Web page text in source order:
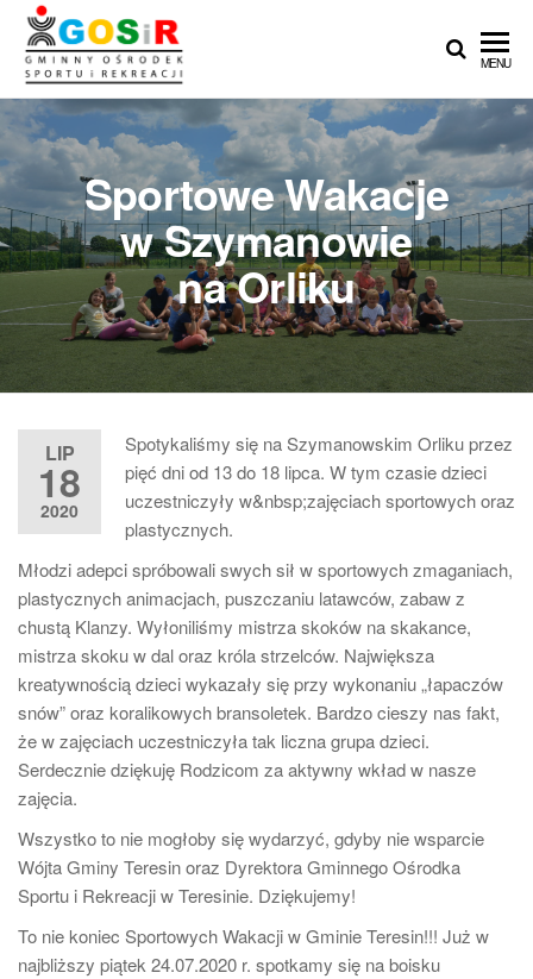
Przejdź
treści
Ośrodek
Sportu i
Rekreacji w
Teresinie ::
Zapasy ::
Łucznictwo ::
Lekkoatletyka
:: Piłka nożna
Sportu i
Rekreacji
w
Teresinie
MENU
Sportowe Wakacje
w Szymanowie
na Orliku
LIP
18
2020
Spotykaliśmy się na Szymanowskim Orliku przez
pięć dni od 13 do 18 lipca. W tym czasie dzieci
uczestniczyły w&nbsp;zajęciach sportowych oraz
plastycznych.
Młodzi adepci spróbowali swych sił w sportowych zmaganiach,
plastycznych animacjach, puszczaniu latawców, zabaw z
chustą Klanzy. Wyłoniliśmy mistrza skoków na skakance,
mistrza skoku w dal oraz króla strzelców. Największa
kreatywnością dzieci wykazały się przy wykonaniu „łapaczów
snów” oraz koralikowych bransoletek. Bardzo cieszy nas fakt,
że w zajęciach uczestniczyła tak liczna grupa dzieci.
Serdecznie dziękuję Rodzicom za aktywny wkład w nasze
zajęcia.
Wszystko to nie mogłoby się wydarzyć, gdyby nie wsparcie
Wójta Gminy Teresin oraz Dyrektora Gminnego Ośrodka
Sportu i Rekreacji w Teresinie. Dziękujemy!
To nie koniec Sportowych Wakacji w Gminie Teresin!!! Już w
najbliższy piątek 24.07.2020 r. spotkamy się na boisku